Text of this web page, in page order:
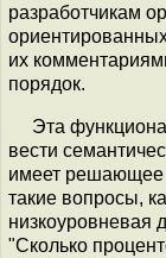
разработчикам
их
порядок.
Эта
вести
имеет решающее
такие вопросы,
низкоуровневая
"Сколько